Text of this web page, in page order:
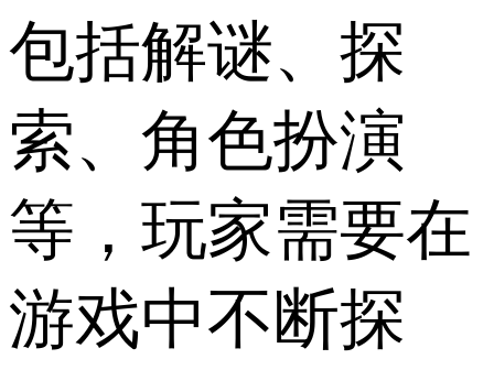
包括解谜、探
索、角色扮演
等，玩家需要在
游戏中不断探